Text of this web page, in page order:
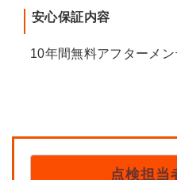
安心保証内容
10年間無料アフターメン
点検担当